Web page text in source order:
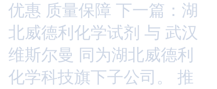
优惠 质量保障 下一篇：湖
北威德利化学试剂 与 武汉
维斯尔曼 同为湖北威德利
化学科技旗下子公司。 推